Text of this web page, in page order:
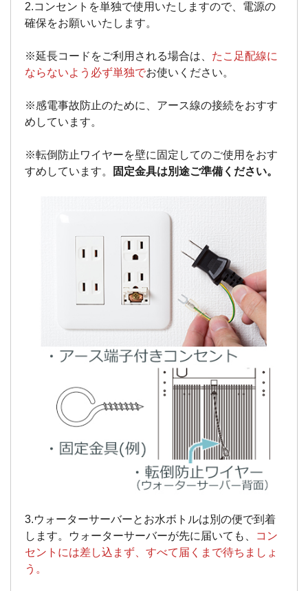
2.コンセントを単独で使用いたしますので、電源の
確保をお願いいたします。
※延長コードをご利用される場合は、 たこ足配線に
ならないよう必ず単独でお使いください。
※感電事故防止のために、アース線の接続をおすす
めしています。
※転倒防止ワイヤーを壁に固定してのご使用をおす
すめしています。
固定金具は別途ご準備ください。
3.ウォーターサーバーとお水ボトルは別の便で到着
します。ウォーターサーバーが先に届いても、
コン
セントには差し込まず、すべて届くまで待ちましょ
う。